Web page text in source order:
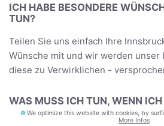
ICH HABE BESONDERE
TUN?
Teilen Sie uns einfach Ihre
Wünsche mit und wir werden unser
diese zu Verwirklichen -
WAS MUSS ICH TUN, WENN
WERDE?
We optimize this website with cookies, by
More Infos